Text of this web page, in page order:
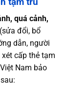
quá cảnh,
(sửa đổi, bổ
dẫn, người
cấp thẻ tạm
Nam bảo